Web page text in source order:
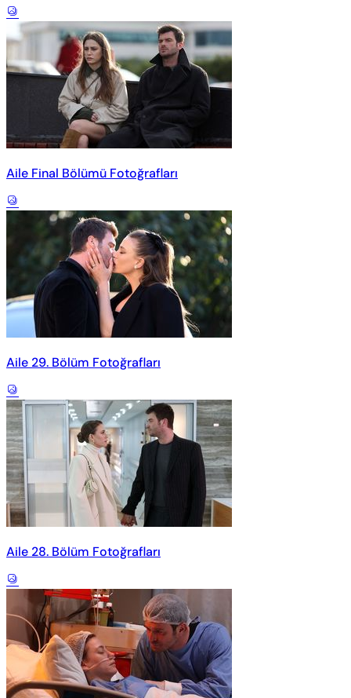
Aile Final Bölümü Fotoğrafları
Aile 29. Bölüm Fotoğrafları
Aile 28. Bölüm Fotoğrafları